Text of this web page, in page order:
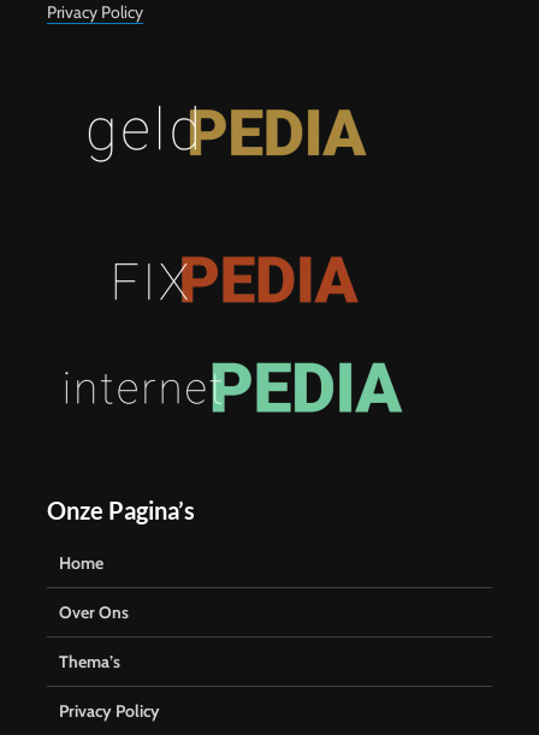
Privacy Policy
Onze Pagina’s
Home
Over Ons
Thema’s
Privacy Policy